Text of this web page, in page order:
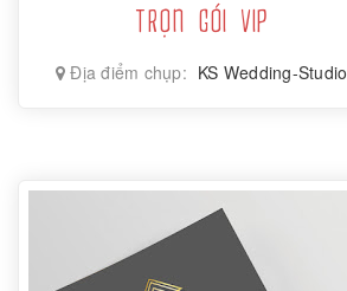
TRỌN GÓI VIP
Địa điểm chụp: KS Wedding-Studio